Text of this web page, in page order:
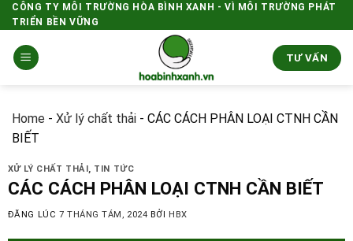
Skip
to
content
CÔNG TY MÔI TRƯỜNG HÒA BÌNH XANH - VÌ MÔI TRƯỜNG PHÁT
TRIỂN BỀN VỮNG
TƯ VẤN
Home - Xử lý chất thải - CÁC CÁCH PHÂN LOẠI CTNH CẦN
BIẾT
XỬ LÝ CHẤT THẢI, TIN TỨC
CÁC CÁCH PHÂN LOẠI CTNH CẦN BIẾT
ĐĂNG LÚC 7 THÁNG TÁM, 2024 BỞI HBX